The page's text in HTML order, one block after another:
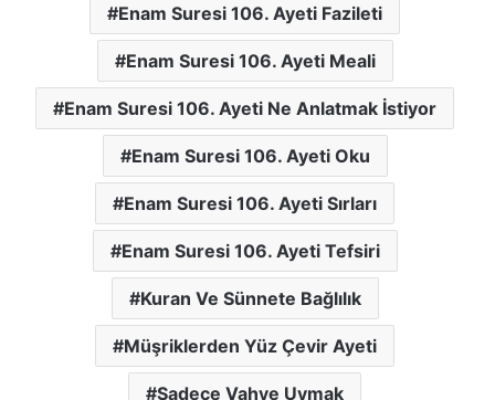
Enam Suresi 106. Ayeti Fazileti
Enam Suresi 106. Ayeti Meali
Enam Suresi 106. Ayeti Ne Anlatmak İstiyor
Enam Suresi 106. Ayeti Oku
Enam Suresi 106. Ayeti Sırları
Enam Suresi 106. Ayeti Tefsiri
Kuran Ve Sünnete Bağlılık
Müşriklerden Yüz Çevir Ayeti
Sadece Vahye Uymak